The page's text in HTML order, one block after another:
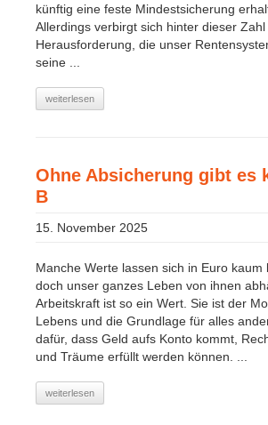
künftig eine feste Mindestsicherung
Allerdings verbirgt sich hinter dieser
Herausforderung, die unser
seine ...
weiterlesen
Ohne Absicherung gibt es
B
15. November 2025
Manche Werte lassen sich in Euro kaum
doch unser ganzes Leben von ihnen
Arbeitskraft ist so ein Wert. Sie ist der
Lebens und die Grundlage für alles
dafür, dass Geld aufs Konto kommt,
und Träume erfüllt werden können. ...
weiterlesen